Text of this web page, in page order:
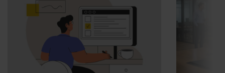
Annonssamarbete:
Chef + Winningtemp